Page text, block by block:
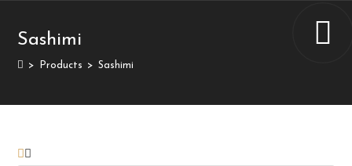
Sashimi
> Products > Sashimi